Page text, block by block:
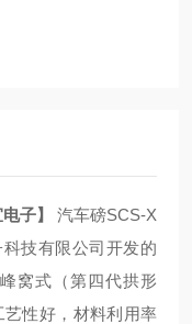
子】 汽车磅SCS-X
技有限公司开发的
窝式（第四代拱形
性好，材料利用率